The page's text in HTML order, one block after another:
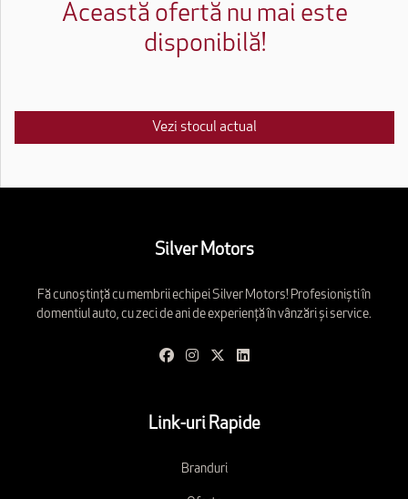
Această ofertă nu mai este
disponibilă!
Vezi stocul actual
Silver Motors
Fă cunoștință cu membrii echipei Silver Motors! Profesioniști în
domentiul auto, cu zeci de ani de experiență în vânzări și service.
Link-uri Rapide
Branduri